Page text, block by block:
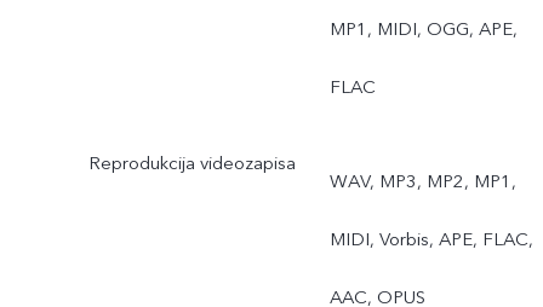
MP1, MIDI, OGG, APE,
FLAC
Reprodukcija videozapisa
WAV, MP3, MP2, MP1,
MIDI, Vorbis, APE, FLAC,
AAC, OPUS